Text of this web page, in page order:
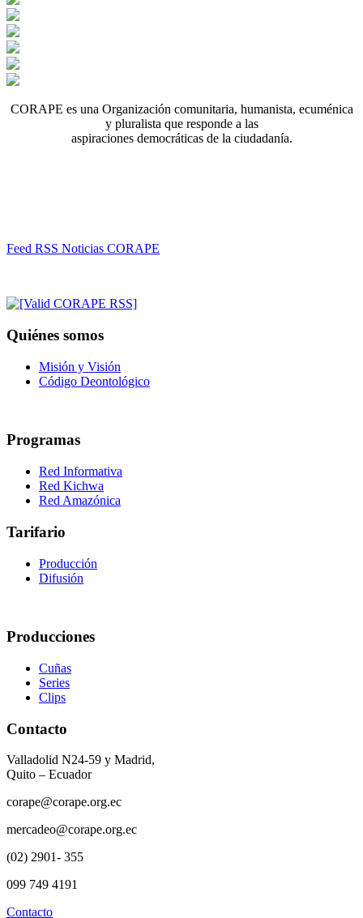
CORAPE es una Organización comunitaria, humanista, ecuménica
y pluralista que responde a las
aspiraciones democráticas de la ciudadanía.
Feed RSS Noticias CORAPE
Quiénes somos
Misión y Visión
Código Deontológico
Programas
Red Informativa
Red Kichwa
Red Amazónica
Tarifario
Producción
Difusión
Producciones
Cuñas
Series
Clips
Contacto
Valladolid N24-59 y Madrid,
Quito – Ecuador
corape@corape.org.ec
mercadeo@corape.org.ec
(02) 2901- 355
099 749 4191
Contacto